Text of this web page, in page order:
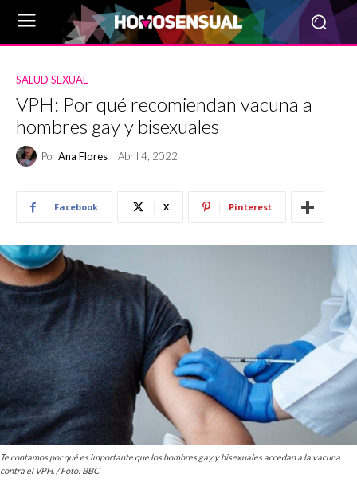
SALUD SEXUAL
VPH: Por qué recomiendan vacuna a
hombres gay y bisexuales
PorAna Flores Abril 4, 2022
Facebook X Pinterest
Te contamos por qué es importante que los hombres gay y bisexuales accedan a la vacuna
contra el VPH. / Foto: BBC